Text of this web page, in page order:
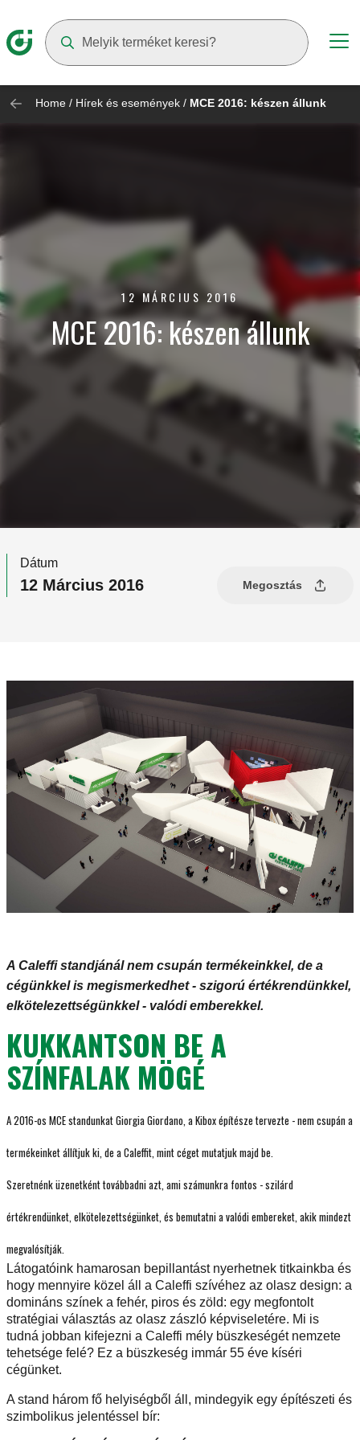
Home / Hírek és események / MCE 2016: készen állunk
12 MÁRCIUS 2016
MCE 2016: készen állunk
Dátum
12 Március 2016 Megosztás
A Caleffi standjánál nem csupán termékeinkkel, de a
cégünkkel is megismerkedhet - szigorú értékrendünkkel,
elkötelezettségünkkel - valódi emberekkel.
KUKKANTSON BE A
SZÍNFALAK MÖGÉ
A 2016-os MCE standunkat Giorgia Giordano, a Kibox építésze tervezte - nem csupán a
termékeinket állítjuk ki, de a Caleffit, mint céget mutatjuk majd be.
Szeretnénk üzenetként továbbadni azt, ami számunkra fontos - szilárd
értékrendünket, elkötelezettségünket, és bemutatni a valódi embereket, akik mindezt
megvalósítják.
Látogatóink hamarosan bepillantást nyerhetnek titkainkba és
hogy mennyire közel áll a Caleffi szívéhez az olasz design: a
domináns színek a fehér, piros és zöld: egy megfontolt
stratégiai választás az olasz zászló képviseletére. Mi is
tudná jobban kifejezni a Caleffi mély büszkeségét nemzete
tehetsége felé? Ez a büszkeség immár 55 éve kíséri
cégünket.
A stand három fő helyiségből áll, mindegyik egy építészeti és
szimbolikus jelentéssel bír: